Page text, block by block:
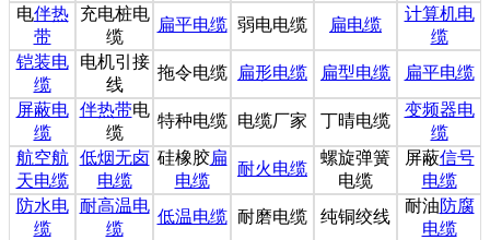
电伴热
带
充电桩电
缆
扁平电缆 弱电电缆 扁电缆
计算机电
缆
铠装电
缆
电机引接
线
拖令电缆 扁形电缆 扁型电缆
扁平电缆
屏蔽电
缆
伴热带电
缆
特种电缆 电缆厂家 丁晴电缆
变频器电
缆
航空航
天电缆
低烟无卤
电缆
硅橡胶扁
电缆
耐火电缆
螺旋弹簧
电缆
屏蔽信号
电缆
防水电
缆
耐高温电
缆
低温电缆 耐磨电缆 纯铜绞线
耐油防腐
电缆